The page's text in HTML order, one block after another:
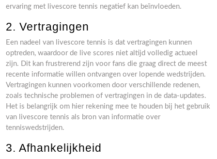
ervaring met livescore tennis negatief kan beïnvloeden.
2. Vertragingen
Een nadeel van livescore tennis is dat vertragingen kunnen
optreden, waardoor de live scores niet altijd volledig actueel
zijn. Dit kan frustrerend zijn voor fans die graag direct de meest
recente informatie willen ontvangen over lopende wedstrijden.
Vertragingen kunnen voorkomen door verschillende redenen,
zoals technische problemen of vertragingen in de data-updates.
Het is belangrijk om hier rekening mee te houden bij het gebruik
van livescore tennis als bron van informatie over
tenniswedstrijden.
3. Afhankelijkheid